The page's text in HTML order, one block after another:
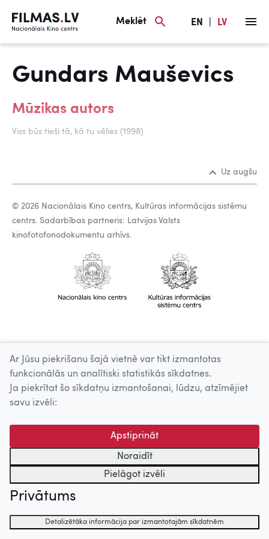
Meklēt EN LV
Gundars Mauševics
Mūzikas autors
Viss būs tieši tā, kā tu vēlies (1998)
Uz augšu
© 2026 Nacionālais Kino centrs, Kultūras informācijas sistēmu
centrs. Sadarbības partneris: Latvijas Valsts
kinofotofonodokumentu arhīvs.
Ar Jūsu piekrišanu šajā vietnē var tikt izmantotas
funkcionālās un analītiski statistikās sīkdatnes.
Ja piekrītat šo sīkdatņu izmantošanai, lūdzu, atzīmējiet
savu izvēli:
Apstiprināt
Noraidīt
Pielāgot izvēli
Privātums
Detalizētāka informācija par izmantotajām sīkdatnēm